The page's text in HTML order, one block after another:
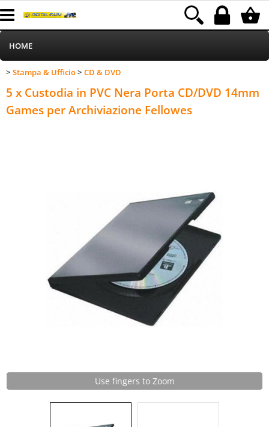
Category: HOME >Stampa & Ufficio
HOME
Informatica
Telefonia
Stampa & Ufficio CD & DVD
5 x Custodia in PVC Nera Porta CD/DVD 14mm
Games per Archiviazione Fellowes
Use fingers to Zoom